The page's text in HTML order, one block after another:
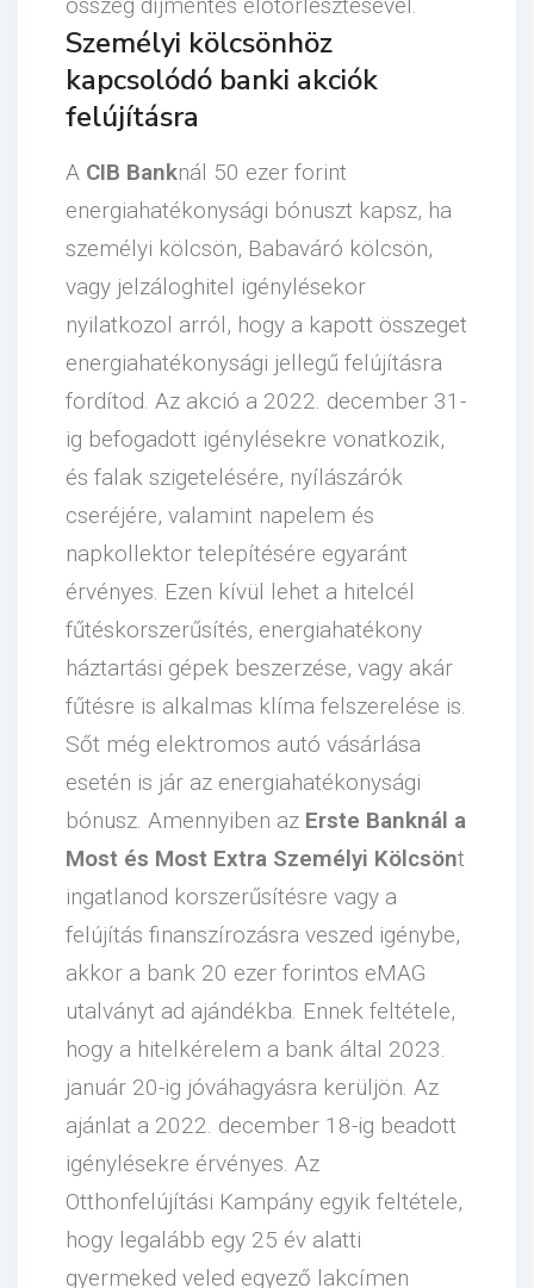
Személyi kölcsönhöz
kapcsolódó banki akciók
felújításra
A CIB Banknál 50 ezer forint
energiahatékonysági bónuszt kapsz, ha
személyi kölcsön, Babaváró kölcsön,
vagy jelzáloghitel igénylésekor
nyilatkozol arról, hogy a kapott összeget
energiahatékonysági jellegű felújításra
fordítod. Az akció a 2022. december 31-
ig befogadott igénylésekre vonatkozik,
és falak szigetelésére, nyílászárók
cseréjére, valamint napelem és
napkollektor telepítésére egyaránt
érvényes. Ezen kívül lehet a hitelcél
fűtéskorszerűsítés, energiahatékony
háztartási gépek beszerzése, vagy akár
fűtésre is alkalmas klíma felszerelése is.
Sőt még elektromos autó vásárlása
esetén is jár az energiahatékonysági
bónusz. Amennyiben az Erste Banknál a
Most és Most Extra Személyi Kölcsönt
ingatlanod korszerűsítésre vagy a
felújítás finanszírozásra veszed igénybe,
akkor a bank 20 ezer forintos eMAG
utalványt ad ajándékba. Ennek feltétele,
hogy a hitelkérelem a bank által 2023.
január 20-ig jóváhagyásra kerüljön. Az
ajánlat a 2022. december 18-ig beadott
igénylésekre érvényes. Az
Otthonfelújítási Kampány egyik feltétele,
hogy legalább egy 25 év alatti
gyermeked veled egyező lakcímen